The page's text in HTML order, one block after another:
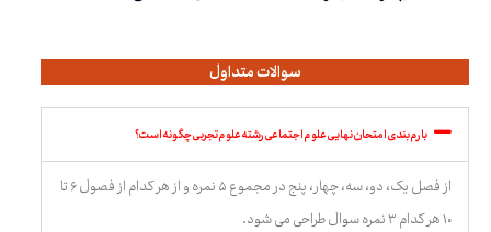
سوالات متداول
بارم بندی امتحان نهایی علوم اجتماعی رشته علوم تجربی چگونه است؟
از فصل یک، دو، سه، چهار، پنج در مجموع ۵ نمره و از هر کدام از فصول ۶ تا
۱۰ هر کدام ۳ نمره سوال طراحی می شود.